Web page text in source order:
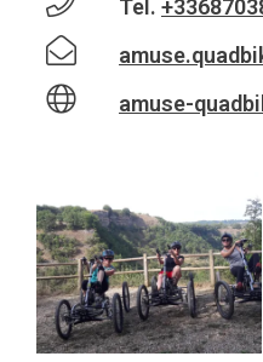
Tel.
amuse-